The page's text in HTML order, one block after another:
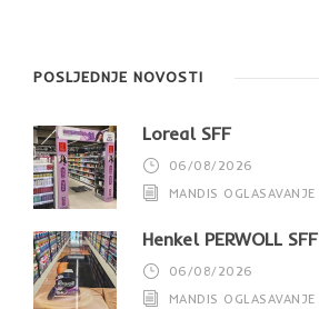
POSLJEDNJE NOVOSTI
Loreal SFF
06/08/2026
MANDIS OGLASAVANJE
Henkel PERWOLL SFF
06/08/2026
MANDIS OGLASAVANJE